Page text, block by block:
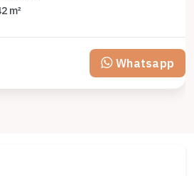
m²
Whatsapp